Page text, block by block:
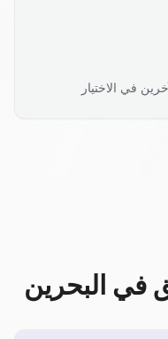
في الاختيار
في البحرين